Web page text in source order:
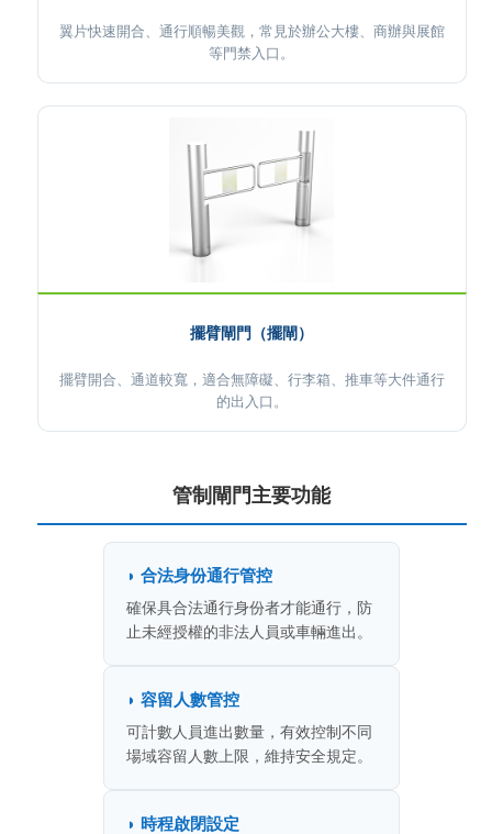
翼片快速開合、通行順暢美觀，常見於辦公大樓、商辦與展館
等門禁入口。
擺臂閘門（擺閘）
擺臂開合、通道較寬，適合無障礙、行李箱、推車等大件通行
的出入口。
管制閘門主要功能
◗ 合法身份通行管控
確保具合法通行身份者才能通行，防
止未經授權的非法人員或車輛進出。
◗ 容留人數管控
可計數人員進出數量，有效控制不同
場域容留人數上限，維持安全規定。
◗ 時程啟閉設定